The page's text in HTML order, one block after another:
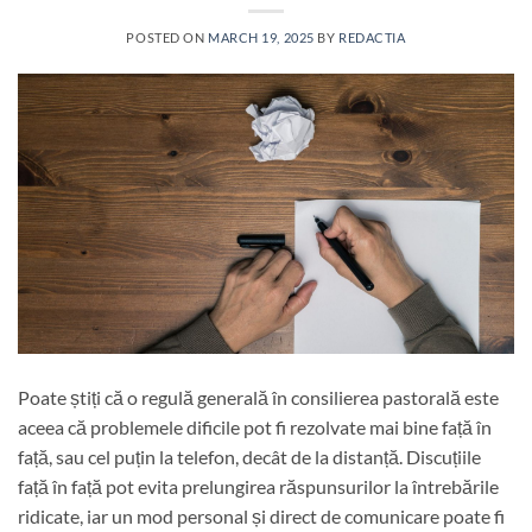
POSTED ON MARCH 19, 2025 BY REDACTIA
Poate știți că o regulă generală în consilierea pastorală este
aceea că problemele dificile pot fi rezolvate mai bine față în
față, sau cel puțin la telefon, decât de la distanță. Discuțiile
față în față pot evita prelungirea răspunsurilor la întrebările
ridicate, iar un mod personal și direct de comunicare poate fi